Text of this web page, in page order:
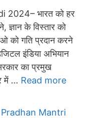
भारत को हर
के विस्तार को
को गति प्रदान करने
इंडिया अभियान
का प्रमुख
में … Read more
Mantri